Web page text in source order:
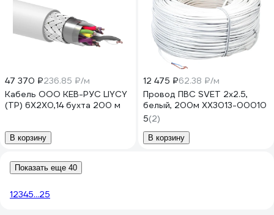
47 370 ₽236.85 ₽/м
Кабель ООО КЕВ-РУС LIYCY
(TP) 6X2X0,14 бухта 200 м
В корзину
12 475 ₽62.38 ₽/м
Провод ПВС SVET 2х2.5,
белый, 200м XX3013-00010
5(2)
В корзину
Показать еще 40
12345...25